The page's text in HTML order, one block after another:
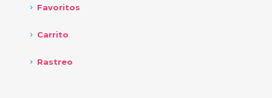
Favoritos
Carrito
Rastreo